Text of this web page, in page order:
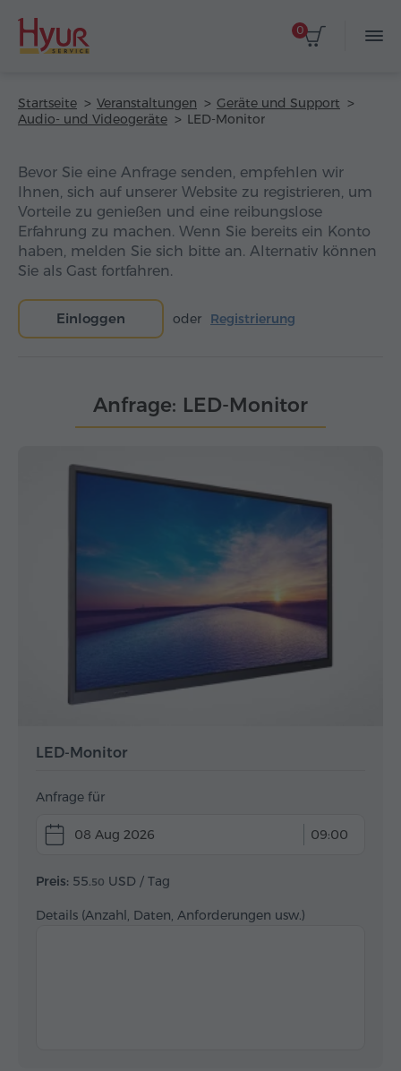
0
Startseite Veranstaltungen
Geräte und Support
Audio- und Videogeräte
LED-Monitor
Bevor Sie eine Anfrage senden, empfehlen wir
Ihnen, sich auf unserer Website zu registrieren, um
Vorteile zu genießen und eine reibungslose
Erfahrung zu machen. Wenn Sie bereits ein Konto
haben, melden Sie sich bitte an. Alternativ können
Sie als Gast fortfahren.
Einloggen oder Registrierung
Anfrage: LED-Monitor
LED-Monitor
Anfrage für
08 Aug 2026 09:00
Preis: 55.50 USD / Tag
Details (Anzahl, Daten, Anforderungen usw.)